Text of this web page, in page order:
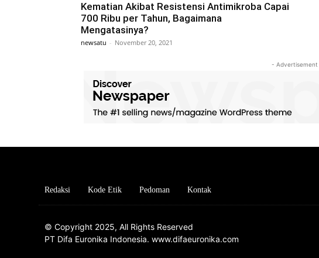
Kematian Akibat Resistensi Antimikroba Capai
700 Ribu per Tahun, Bagaimana
Mengatasinya?
newsatu - November 20, 2021
- Advertisement
Redaksi Kode Etik Pedoman Kontak
© Copyright 2025, All Rights Reserved
PT Difa Euronika Indonesia. www.difaeuronika.com